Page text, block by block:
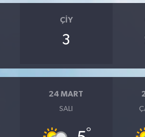
ÇIY
3
24 MART
SALI
°